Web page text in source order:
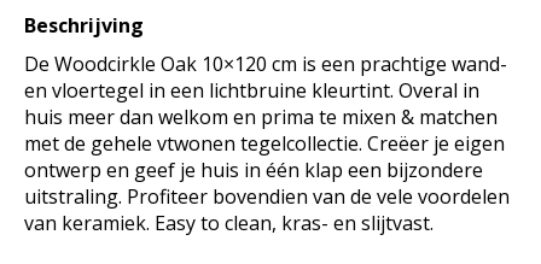
Beschrijving
De Woodcirkle Oak 10×120 cm is een prachtige wand-
en vloertegel in een lichtbruine kleurtint. Overal in
huis meer dan welkom en prima te mixen & matchen
met de gehele vtwonen tegelcollectie. Creëer je eigen
ontwerp en geef je huis in één klap een bijzondere
uitstraling. Profiteer bovendien van de vele voordelen
van keramiek. Easy to clean, kras- en slijtvast.